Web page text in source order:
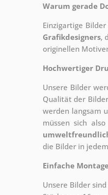
Warum gerade
Einzigartige
Grafikdesigners,
originellen
Hochwertiger
Unsere Bilder
Qualität der
werden langsam
müssen sich
die Bilder in
Einfache
Unsere Bilder